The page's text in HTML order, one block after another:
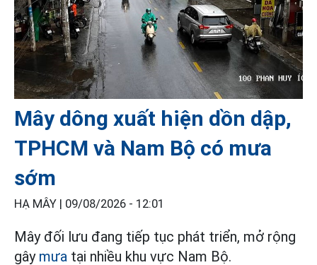
Mây dông xuất hiện dồn dập,
TPHCM và Nam Bộ có mưa
sớm
HẠ MÂY | 09/08/2026 - 12:01
Mây đối lưu đang tiếp tục phát triển, mở rộng
gây mưa tại nhiều khu vực Nam Bộ.